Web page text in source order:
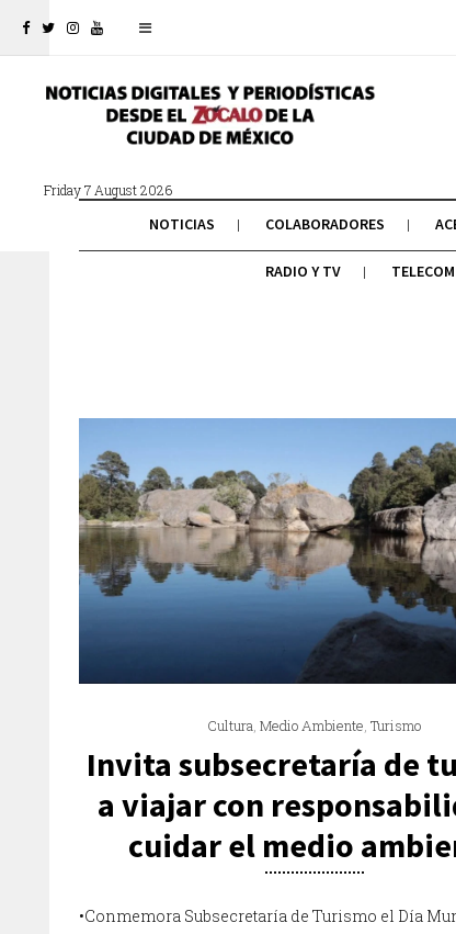
Friday 7 August 2026
NOTICIAS COLABORADORES
RADIO Y TV TELECOM
Cultura,Medio Ambiente,Turismo
Invita subsecretaría de
a viajar con
cuidar el medio
•Conmemora Subsecretaría de Turismo el Día